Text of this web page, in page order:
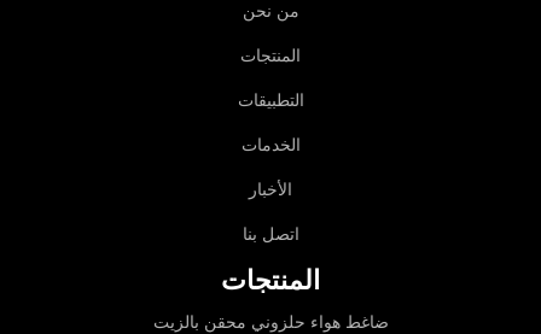
من نحن
المنتجات
التطبيقات
الخدمات
الأخبار
اتصل بنا
المنتجات
ضاغط هواء حلزوني محقن بالزيت